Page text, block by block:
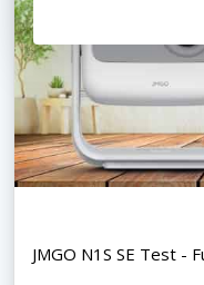
JMGO N1S SE Test -